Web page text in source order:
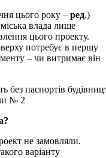
цього року – ред.)
влада лише
цього проекту.
потребує в першу
– чи витримає він
№ 2
не замовляли.
варіанту